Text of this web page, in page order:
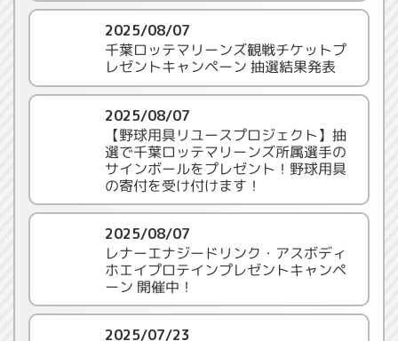
2025/08/07
千葉ロッテマリーンズ観戦チケットプ
レゼントキャンペーン 抽選結果発表
2025/08/07
【野球用具リユースプロジェクト】抽
選で千葉ロッテマリーンズ所属選手の
サインボールをプレゼント！野球用具
の寄付を受け付けます！
2025/08/07
レナーエナジードリンク・アスボディ
ホエイプロテインプレゼントキャンペ
ーン 開催中！
2025/07/23